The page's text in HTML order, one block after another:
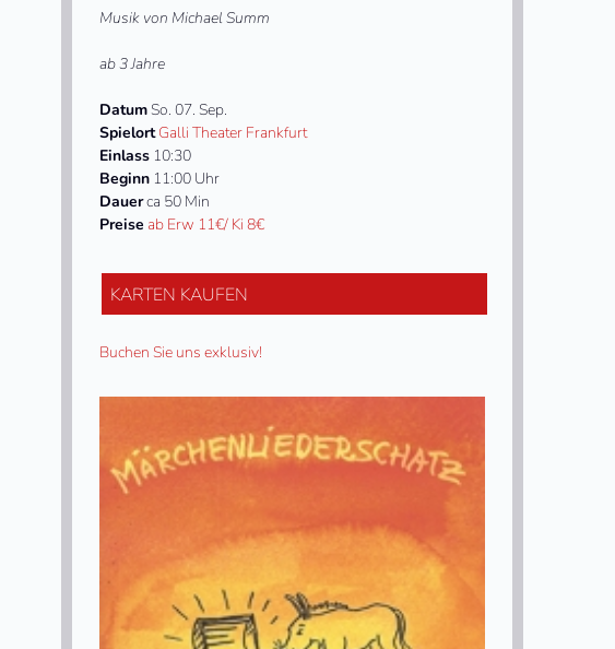
Musik von Michael Summ
ab 3 Jahre
DatumSo. 07. Sep.
Spielort Galli Theater Frankfurt
Einlass 10:30
Beginn 11:00 Uhr
Dauerca 50 Min
Preise ab Erw 11€/ Ki 8€
KARTEN KAUFEN
Buchen Sie uns exklusiv!